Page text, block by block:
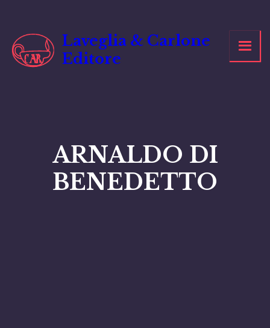
contenuto
Laveglia & Carlone
Editore
ARNALDO DI
BENEDETTO